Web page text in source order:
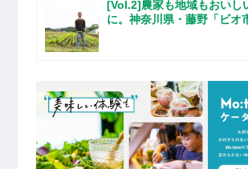
[Vol.2]農家も地域もおいし
に。神奈川県・藤野「ビオ